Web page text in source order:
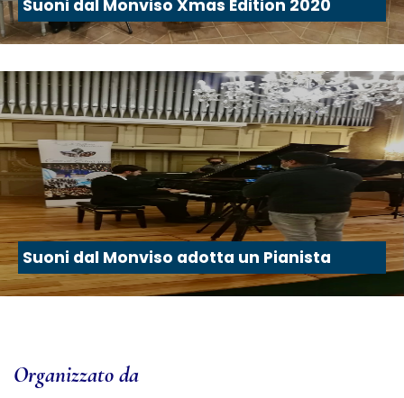
Suoni dal Monviso Xmas Edition 2020
Suoni dal Monviso adotta un Pianista
Organizzato da